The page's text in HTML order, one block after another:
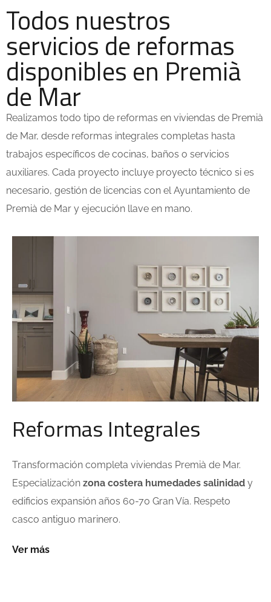
Todos nuestros
servicios de reformas
disponibles en Premià
de Mar
Realizamos todo tipo de reformas en viviendas de Premià
de Mar, desde reformas integrales completas hasta
trabajos específicos de cocinas, baños o servicios
auxiliares. Cada proyecto incluye proyecto técnico si es
necesario, gestión de licencias con el Ayuntamiento de
Premià de Mar y ejecución llave en mano.
Reformas Integrales
Transformación completa viviendas Premià de Mar.
Especialización zona costera humedades salinidad y
edificios expansión años 60-70 Gran Vía. Respeto
casco antiguo marinero.
Ver más